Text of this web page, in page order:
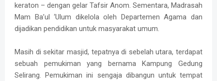
keraton – dengan gelar Tafsir Anom. Sementara, Madrasah
Mam Ba’ul ‘Ulum dikelola oleh Departemen Agama dan
dijadikan pendidikan untuk masyarakat umum.
Masih di sekitar masjid, tepatnya di sebelah utara, terdapat
sebuah pemukiman yang bernama Kampung Gedung
Selirang. Pemukiman ini sengaja dibangun untuk tempat